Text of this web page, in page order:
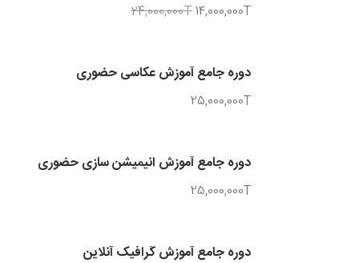
24,000,000T14,000,000T
دوره جامع آموزش عکاسی حضوری
25,000,000T
دوره جامع آموزش انیمیشن سازی حضوری
25,000,000T
دوره جامع آموزش گرافیک آنلاین